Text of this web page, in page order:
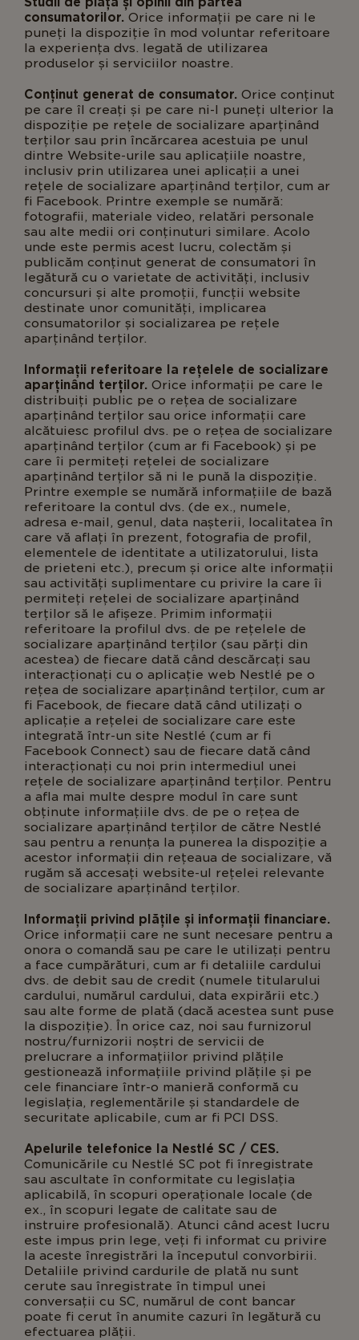
consumatorilor. Orice informații pe care ni le
puneți la dispoziție în mod voluntar referitoare
la experiența dvs. legată de utilizarea
produselor și serviciilor noastre.
Conținut generat de consumator. Orice conținut
pe care îl creați și pe care ni-l puneți ulterior la
dispoziție pe rețele de socializare aparținând
terților sau prin încărcarea acestuia pe unul
dintre Website-urile sau aplicațiile noastre,
inclusiv prin utilizarea unei aplicații a unei
rețele de socializare aparținând terților, cum ar
fi Facebook. Printre exemple se numără:
fotografii, materiale video, relatări personale
sau alte medii ori conținuturi similare. Acolo
unde este permis acest lucru, colectăm și
publicăm conținut generat de consumatori în
legătură cu o varietate de activități, inclusiv
concursuri și alte promoții, funcții website
destinate unor comunități, implicarea
consumatorilor și socializarea pe rețele
aparținând terților.
Informații referitoare la rețelele de socializare
aparținând terților. Orice informații pe care le
distribuiți public pe o rețea de socializare
aparținând terților sau orice informații care
alcătuiesc profilul dvs. pe o rețea de socializare
aparținând terților (cum ar fi Facebook) și pe
care îi permiteți rețelei de socializare
aparținând terților să ni le pună la dispoziție.
Printre exemple se numără informațiile de bază
referitoare la contul dvs. (de ex., numele,
adresa e-mail, genul, data nașterii, localitatea în
care vă aflați în prezent, fotografia de profil,
elementele de identitate a utilizatorului, lista
de prieteni etc.), precum și orice alte informații
sau activități suplimentare cu privire la care îi
permiteți rețelei de socializare aparținând
terților să le afișeze. Primim informații
referitoare la profilul dvs. de pe rețelele de
socializare aparținând terților (sau părți din
acestea) de fiecare dată când descărcați sau
interacționați cu o aplicație web Nestlé pe o
rețea de socializare aparținând terților, cum ar
fi Facebook, de fiecare dată când utilizați o
aplicație a rețelei de socializare care este
integrată într-un site Nestlé (cum ar fi
Facebook Connect) sau de fiecare dată când
interacționați cu noi prin intermediul unei
rețele de socializare aparținând terților. Pentru
a afla mai multe despre modul în care sunt
obținute informațiile dvs. de pe o rețea de
socializare aparținând terților de către Nestlé
sau pentru a renunța la punerea la dispoziție a
acestor informații din rețeaua de socializare, vă
rugăm să accesați website-ul rețelei relevante
de socializare aparținând terților.
Informații privind plățile și informații financiare.
Orice informații care ne sunt necesare pentru a
onora o comandă sau pe care le utilizați pentru
a face cumpărături, cum ar fi detaliile cardului
dvs. de debit sau de credit (numele titularului
cardului, numărul cardului, data expirării etc.)
sau alte forme de plată (dacă acestea sunt puse
la dispoziție). În orice caz, noi sau furnizorul
nostru/furnizorii noștri de servicii de
prelucrare a informațiilor privind plățile
gestionează informațiile privind plățile și pe
cele financiare într-o manieră conformă cu
legislația, reglementările și standardele de
securitate aplicabile, cum ar fi PCI DSS.
Apelurile telefonice la Nestlé SC / CES.
Comunicările cu Nestlé SC pot fi înregistrate
sau ascultate în conformitate cu legislația
aplicabilă, în scopuri operaționale locale (de
ex., în scopuri legate de calitate sau de
instruire profesională). Atunci când acest lucru
este impus prin lege, veți fi informat cu privire
la aceste înregistrări la începutul convorbirii.
Detaliile privind cardurile de plată nu sunt
cerute sau înregistrate în timpul unei
conversații cu SC, numărul de cont bancar
poate fi cerut în anumite cazuri în legătură cu
efectuarea plății.